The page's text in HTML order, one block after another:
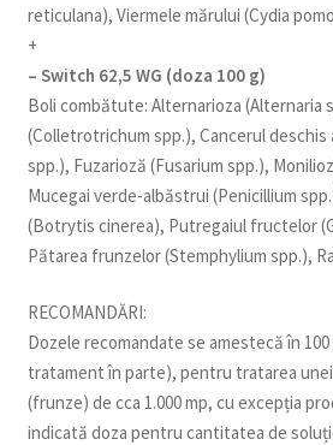
reticulana), Viermele mărului (Cydia
+
– Switch 62,5 WG (doza 100 g)
Boli combătute: Alternarioza (Alternaria
(Colletrotrichum spp.), Cancerul deschis
spp.), Fuzarioză (Fusarium spp.),
Mucegai verde-albăstrui (Penicillium
(Botrytis cinerea), Putregaiul fructelor
Pătarea frunzelor (Stemphylium spp.),
RECOMANDĂRI:
Dozele recomandate se amestecă în
tratament în parte), pentru tratarea
(frunze) de cca 1.000 mp, cu excepția
indicată doza pentru cantitatea de